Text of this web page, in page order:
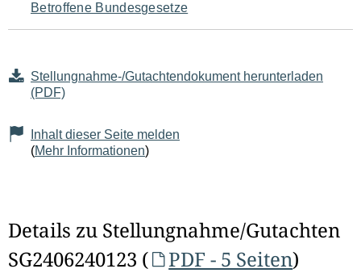
Betroffene Bundesgesetze
Stellungnahme-/Gutachtendokument herunterladen
(PDF)
Inhalt dieser Seite melden
(Mehr Informationen)
Details zu Stellungnahme/Gutachten
SG2406240123 (
PDF - 5 Seiten)